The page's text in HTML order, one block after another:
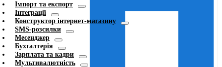
Імпорт та експорт
Інтеграції
Конструктор інтернет-магазину
SMS-розсилки
Месенджер
Бухгалтерія
Зарплата та кадри
Мультивалютність